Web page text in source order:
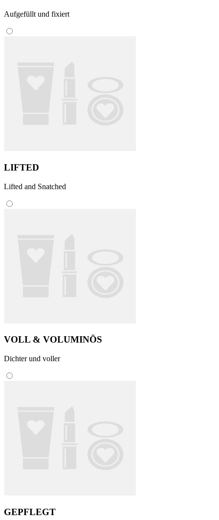
Aufgefüllt und fixiert
LIFTED
Lifted and Snatched
VOLL & VOLUMINÖS
Dichter und voller
GEPFLEGT